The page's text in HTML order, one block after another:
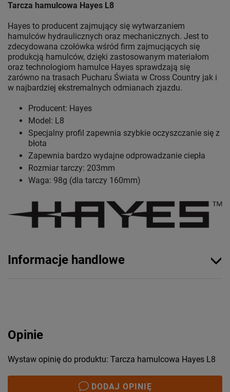
Tarcza hamulcowa Hayes L8
Hayes to producent zajmujący się wytwarzaniem
hamulców hydraulicznych oraz mechanicznych. Jest to
zdecydowana czołówka wśród firm zajmucjących się
produkcją hamulców, dzięki zastosowanym materiałom
oraz technologiom hamulce Hayes sprawdzają się
zarówno na trasach Pucharu Świata w Cross Country jak i
w najbardziej ekstremalnych odmianach zjazdu.
Producent: Hayes
Model: L8
Specjalny profil zapewnia szybkie oczyszczanie się z
błota
Zapewnia bardzo wydajne odprowadzanie ciepła
Rozmiar tarczy: 203mm
Waga: 98g (dla tarczy 160mm)
Informacje handlowe
Opinie
Wystaw opinię do produktu: Tarcza hamulcowa Hayes L8
DODAJ OPINIĘ